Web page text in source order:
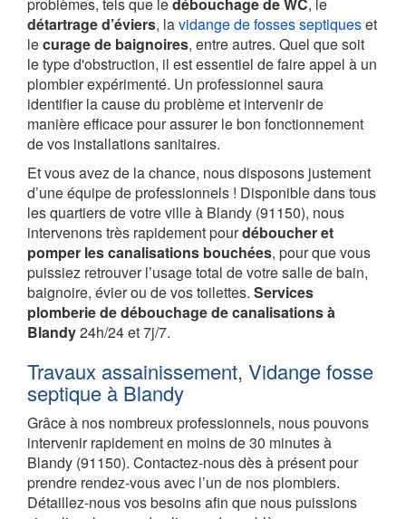
détartrage d’éviers, lavidange de fosses septiqueset
lecurage de baignoires, entre autres. Quel que soit
le type d'obstruction, il est essentiel de faire appel à un
plombier expérimenté. Un professionnel saura
identifier la cause du problème et intervenir de
manière efficace pour assurer le bon fonctionnement
de vos installations sanitaires.
Et vous avez de la chance, nous disposons justement
d’une équipe de professionnels ! Disponible dans tous
les quartiers de votre ville à Blandy (91150), nous
intervenons très rapidement pourdéboucher et
pomper les canalisations bouchées, pour que vous
puissiez retrouver l’usage total de votre salle de bain,
baignoire, évier ou de vos toilettes. Services
plomberie de débouchage de canalisations à
Blandy24h/24 et 7j/7.
Travaux assainissement, Vidange fosse
septique à Blandy
Grâce à nos nombreux professionnels, nous pouvons
intervenir rapidement en moins de 30 minutes à
Blandy (91150). Contactez-nous dès à présent pour
prendre rendez-vous avec l’un de nos plombiers.
Détaillez-nous vos besoins afin que nous puissions